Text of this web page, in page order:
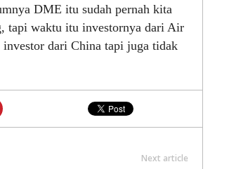
DME itu sudah pernah kita
tapi waktu itu investornya dari Air
dari China tapi juga tidak
Next article